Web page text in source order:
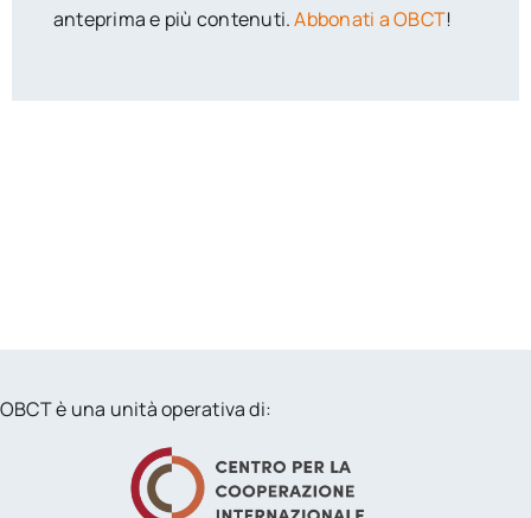
anteprima e più contenuti.Abbonati a OBCT!
OBCT è una unità operativa di: